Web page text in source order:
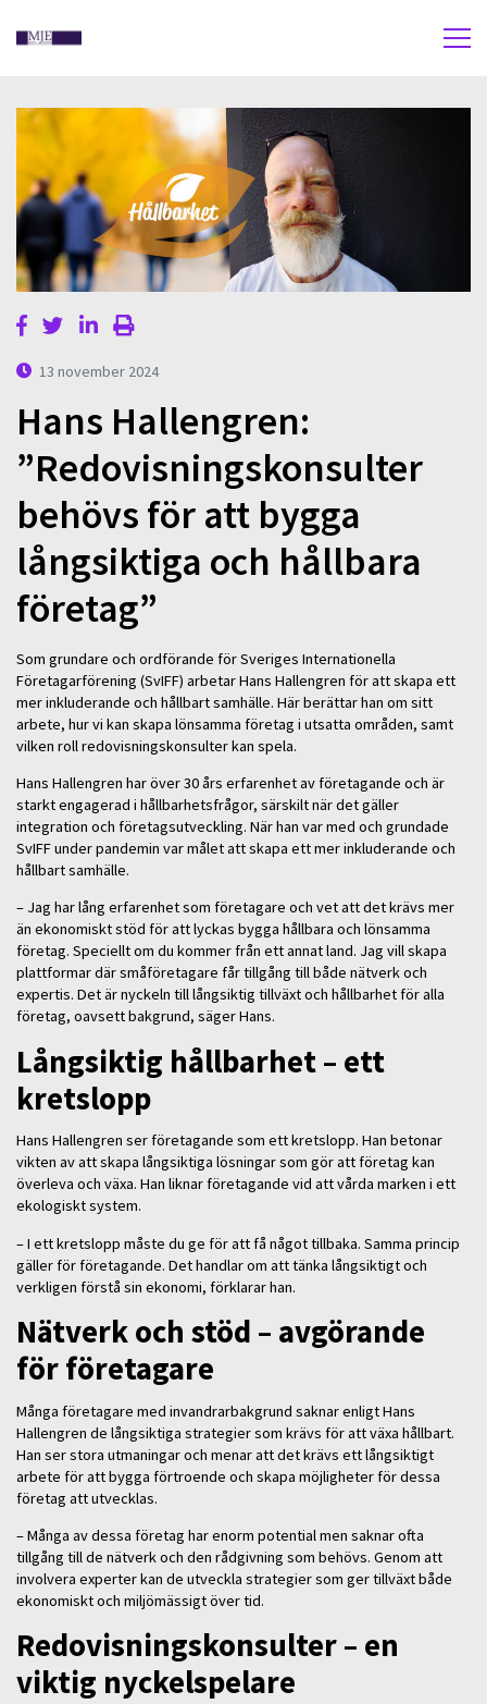
13 november 2024
Hans Hallengren:
”Redovisningskonsulter
behövs för att bygga
långsiktiga och hållbara
företag”
Som grundare och ordförande för Sveriges Internationella
Företagarförening (SvIFF) arbetar Hans Hallengren för att skapa ett
mer inkluderande och hållbart samhälle. Här berättar han om sitt
arbete, hur vi kan skapa lönsamma företag i utsatta områden, samt
vilken roll redovisningskonsulter kan spela.
Hans Hallengren har över 30 års erfarenhet av företagande och är
starkt engagerad i hållbarhetsfrågor, särskilt när det gäller
integration och företagsutveckling. När han var med och grundade
SvIFF under pandemin var målet att skapa ett mer inkluderande och
hållbart samhälle.
– Jag har lång erfarenhet som företagare och vet att det krävs mer
än ekonomiskt stöd för att lyckas bygga hållbara och lönsamma
företag. Speciellt om du kommer från ett annat land. Jag vill skapa
plattformar där småföretagare får tillgång till både nätverk och
expertis. Det är nyckeln till långsiktig tillväxt och hållbarhet för alla
företag, oavsett bakgrund, säger Hans.
Långsiktig hållbarhet – ett
kretslopp
Hans Hallengren ser företagande som ett kretslopp. Han betonar
vikten av att skapa långsiktiga lösningar som gör att företag kan
överleva och växa. Han liknar företagande vid att vårda marken i ett
ekologiskt system.
– I ett kretslopp måste du ge för att få något tillbaka. Samma princip
gäller för företagande. Det handlar om att tänka långsiktigt och
verkligen förstå sin ekonomi, förklarar han.
Nätverk och stöd – avgörande
för företagare
Många företagare med invandrarbakgrund saknar enligt Hans
Hallengren de långsiktiga strategier som krävs för att växa hållbart.
Han ser stora utmaningar och menar att det krävs ett långsiktigt
arbete för att bygga förtroende och skapa möjligheter för dessa
företag att utvecklas.
– Många av dessa företag har enorm potential men saknar ofta
tillgång till de nätverk och den rådgivning som behövs. Genom att
involvera experter kan de utveckla strategier som ger tillväxt både
ekonomiskt och miljömässigt över tid.
Redovisningskonsulter – en
viktig nyckelspelare